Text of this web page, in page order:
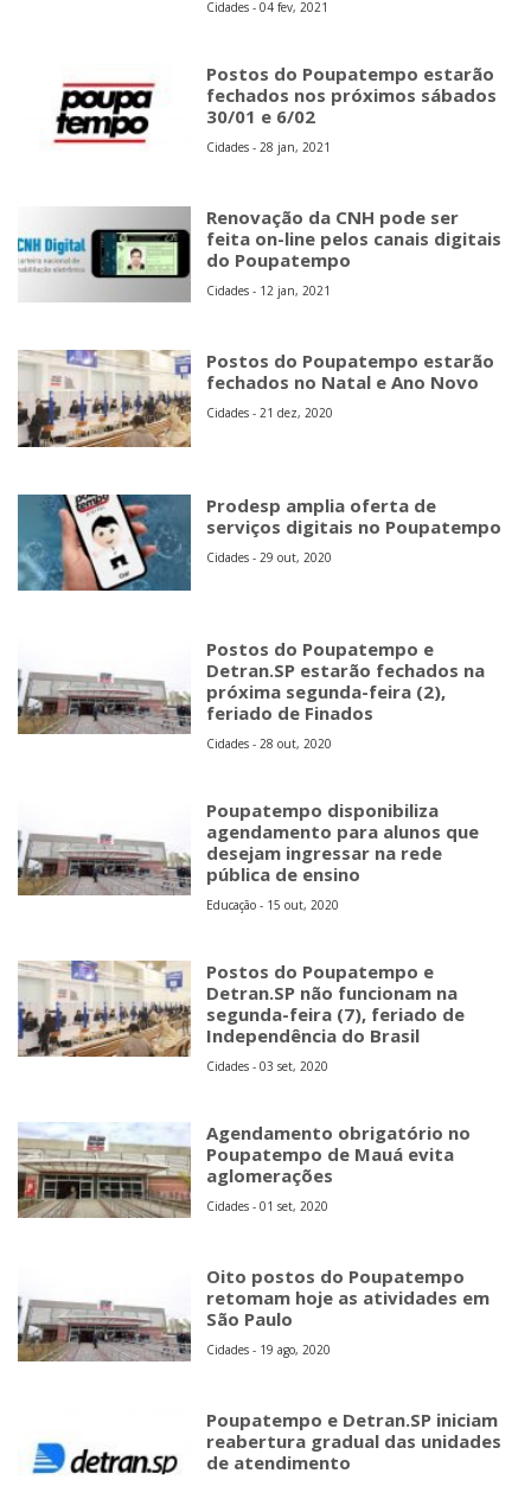
Cidades - 04 fev, 2021
Postos do Poupatempo estarão
fechados nos próximos sábados
30/01 e 6/02
Cidades - 28 jan, 2021
Renovação da CNH pode ser
feita on-line pelos canais digitais
do Poupatempo
Cidades - 12 jan, 2021
Postos do Poupatempo estarão
fechados no Natal e Ano Novo
Cidades - 21 dez, 2020
Prodesp amplia oferta de
serviços digitais no Poupatempo
Cidades - 29 out, 2020
Postos do Poupatempo e
Detran.SP estarão fechados na
próxima segunda-feira (2),
feriado de Finados
Cidades - 28 out, 2020
Poupatempo disponibiliza
agendamento para alunos que
desejam ingressar na rede
pública de ensino
Educação - 15 out, 2020
Postos do Poupatempo e
Detran.SP não funcionam na
segunda-feira (7), feriado de
Independência do Brasil
Cidades - 03 set, 2020
Agendamento obrigatório no
Poupatempo de Mauá evita
aglomerações
Cidades - 01 set, 2020
Oito postos do Poupatempo
retomam hoje as atividades em
São Paulo
Cidades - 19 ago, 2020
Poupatempo e Detran.SP iniciam
reabertura gradual das unidades
de atendimento